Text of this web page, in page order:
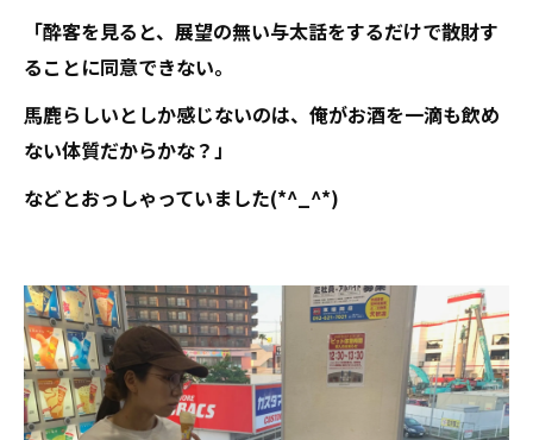
「酔客を見ると、展望の無い与太話をするだけで散財す
ることに同意できない。
馬鹿らしいとしか感じないのは、俺がお酒を一滴も飲め
ない体質だからかな？」
などとおっしゃっていました(*^_^*)